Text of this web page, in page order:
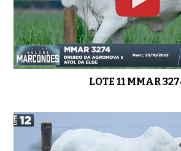
LOTE 11 MMAR